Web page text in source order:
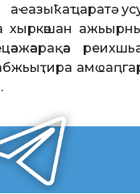
аҽазыҟаҵаратә